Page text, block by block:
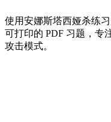
使用安娜斯塔西娅杀练
可打印的 PDF 习题，专
攻击模式。